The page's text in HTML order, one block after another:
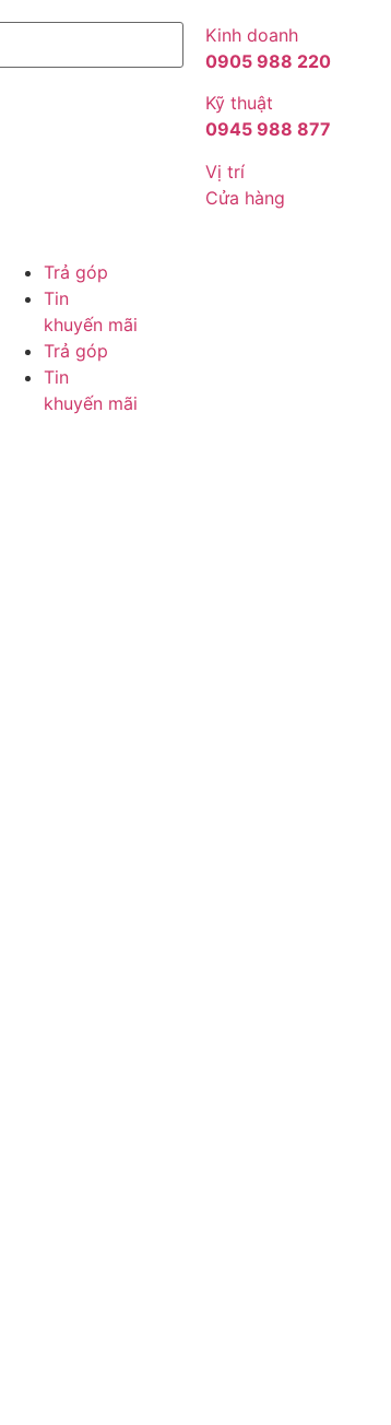
Kinh doanh
0905 988 220
Kỹ thuật
0945 988 877
Vị trí
Cửa hàng
Trả góp
Tin
khuyến mãi
Trả góp
Tin
khuyến mãi